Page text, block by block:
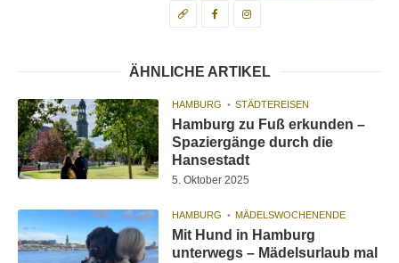
ÄHNLICHE ARTIKEL
HAMBURG STÄDTEREISEN
Hamburg zu Fuß erkunden –
Spaziergänge durch die
Hansestadt
5. Oktober 2025
HAMBURG MÄDELSWOCHENENDE
Mit Hund in Hamburg
unterwegs – Mädelsurlaub mal